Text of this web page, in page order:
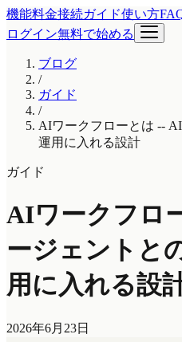
機能料金接続ガイド使い方
ログイン無料で始める
ブログ
/
ガイド
/
AIワークフローとは --
運用に入れる設計
ガイド
AIワークフロ
ージェントと
用に入れる設
2026年6月23日